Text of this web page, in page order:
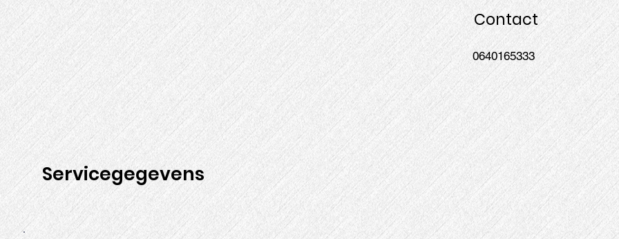
Servicegegevens
Contact
0640165333